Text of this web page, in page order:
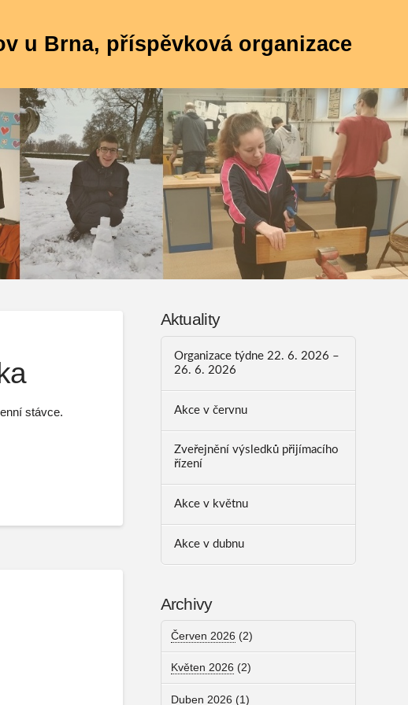
u Brna, příspěvková organizace
stávce.
Aktuality
Organizace týdne 22. 6. 2026 –
26. 6. 2026
Akce v červnu
Zveřejnění výsledků přijímacího
řízení
Akce v květnu
Akce v dubnu
Archivy
Červen 2026 (2)
Květen 2026 (2)
Duben 2026 (1)